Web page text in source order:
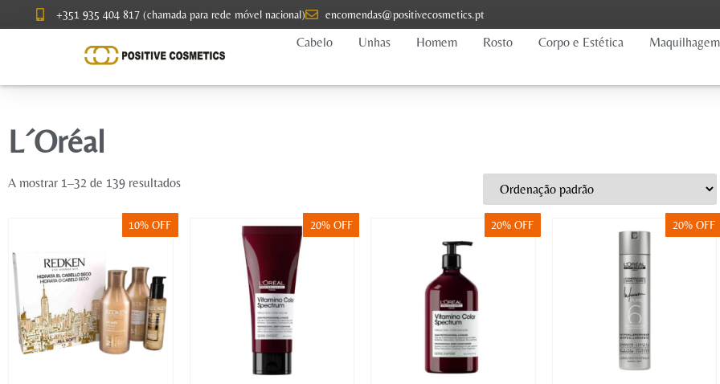
+351 935 404 817 (chamada para rede móvel nacional) encomendas@positivecosmetics.pt
Cabelo
Unhas Homem Rosto Corpo e Estética Maquilhagem
L´Oréal
A mostrar 1–32 de 139 resultados
10% OFF 20% OFF 20% OFF 20% OFF